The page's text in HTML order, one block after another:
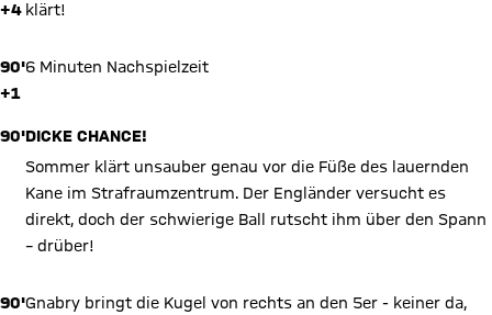
+4 klärt!
90'
+1
6 Minuten Nachspielzeit
90'DICKE CHANCE!
Sommer klärt unsauber genau vor die Füße des lauernden
Kane im Strafraumzentrum. Der Engländer versucht es
direkt, doch der schwierige Ball rutscht ihm über den Spann
– drüber!
90'Gnabry bringt die Kugel von rechts an den 5er - keiner da,